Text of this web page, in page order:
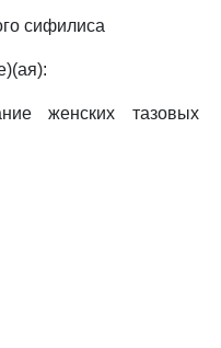
сифилиса
женских тазовых